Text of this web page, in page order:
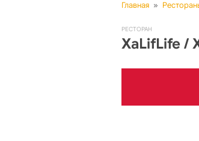
Главная »
РЕСТОРАН
XaLifLife /